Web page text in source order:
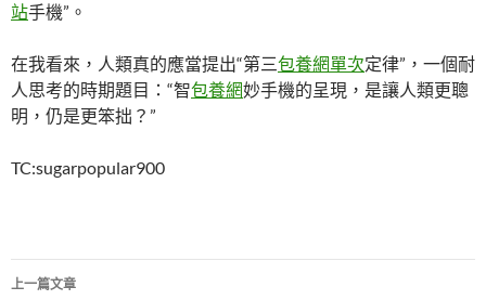
站手機”。
在我看來，人類真的應當提出“第三包養網單次定律”，一個耐
人思考的時期題目：“智包養網妙手機的呈現，是讓人類更聰
明，仍是更笨拙？”
TC:sugarpopular900
文
上一篇文章